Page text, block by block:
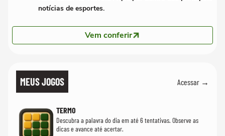
notícias de esportes.
Vem conferir
MEUS JOGOS Acessar →
TERMO
Descubra a palavra do dia em até 6 tentativas. Observe as
dicas e avance até acertar.